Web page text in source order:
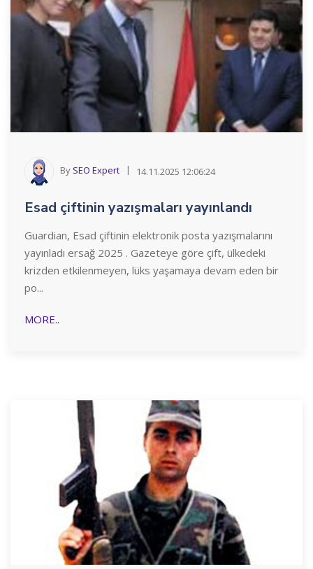
By SEO Expert 14.11.2025 12:06:24
Esad çiftinin yazışmaları yayınlandı
Guardian, Esad çiftinin elektronik posta yazışmalarını
yayınladı ersağ 2025 . Gazeteye göre çift, ülkedeki
krizden etkilenmeyen, lüks yaşamaya devam eden bir
po...
MORE..